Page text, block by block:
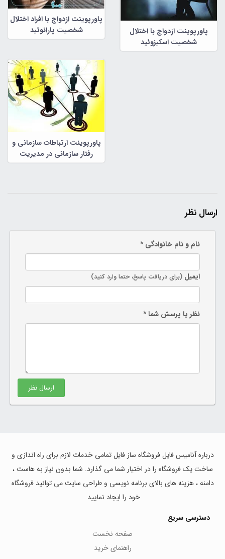
پاورپوینت ازدواج با اختلال
شخصیت اسکیزوئید
پاورپوینت ازدواج با افراد اختلال
شخصیت پارانوئید
پاورپوینت ارتباطات سازمانی و
رفتار سازمانی در مدیریت
سازمانی
ارسال نظر
نام و نام خانوادگی *
ایمیل (برای دریافت پاسخ، حتما وارد کنید)
نظر یا پرسش شما *
ارسال نظر
درباره آنامیس فایل فروشگاه ساز فایل تمامی خدمات لازم برای راه اندازی و
ساخت یک فروشگاه را در اختیار شما می گذارد. شما بدون نیاز به هاست ،
دامنه ، هزینه های بالای برنامه نویسی و طراحی سایت می توانید فروشگاه
خود را ایجاد نمایید
دسترسی سریع
صفحه نخست
راهنمای خرید